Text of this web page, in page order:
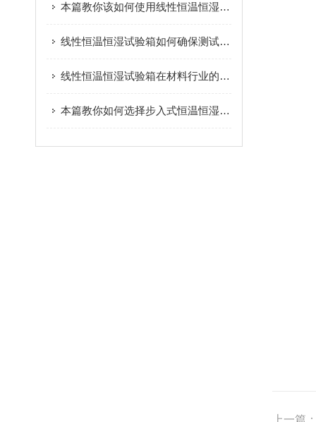
本篇教你该如何使用线性恒温恒湿试验箱
线性恒温恒湿试验箱如何确保测试结果的准确性？
线性恒温恒湿试验箱在材料行业的应用
本篇教你如何选择步入式恒温恒湿试验房
上一篇